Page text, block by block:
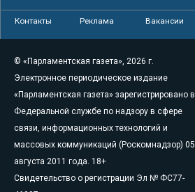
Контакты Реклама Вакансии
© «Парламентская газета», 2026 г.
Электронное периодическое издание
«Парламентская газета» зарегистрировано в
Федеральной службе по надзору в сфере
связи, информационных технологий и
массовых коммуникаций (Роскомнадзор) 05
августа 2011 года. 18+
Свидетельство о регистрации Эл № ФС77-